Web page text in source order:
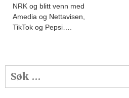
NRK og blitt venn med
Amedia og Nettavisen,
TikTok og Pepsi….
Søk
etter: